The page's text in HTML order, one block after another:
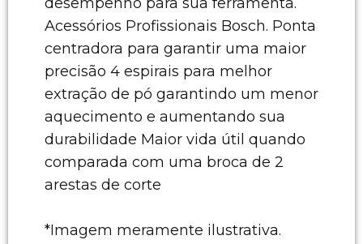
Acessórios Profissionais Bosch. Ponta
centradora para garantir uma maior
precisão 4 espirais para melhor
extração de pó garantindo um menor
aquecimento e aumentando sua
durabilidade Maior vida útil quando
comparada com uma broca de 2
arestas de corte
*Imagem meramente ilustrativa.